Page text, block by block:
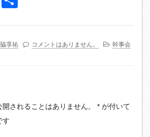
享祐 コメントはありません。 幹事会
されることはありません。 * が付いて
す